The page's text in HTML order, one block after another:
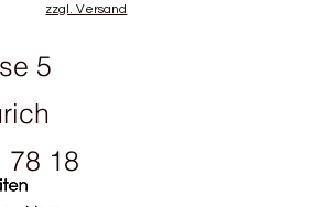
zzgl. Versand
5
78 18